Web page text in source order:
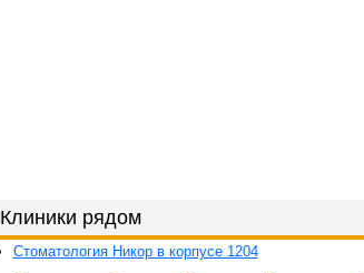
Клиники рядом
Стоматология Никор в корпусе 1204